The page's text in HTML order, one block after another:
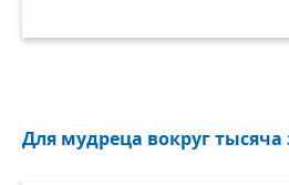
Для мудреца вокруг